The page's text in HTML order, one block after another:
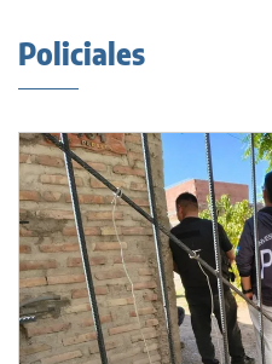
Policiales